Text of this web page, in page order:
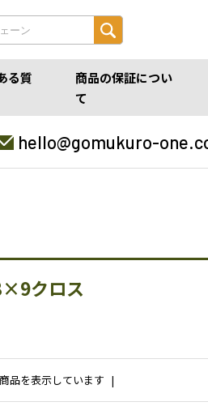
る質
商品の保証につい
て
hello@gomukuro-
クロス
品を表示しています